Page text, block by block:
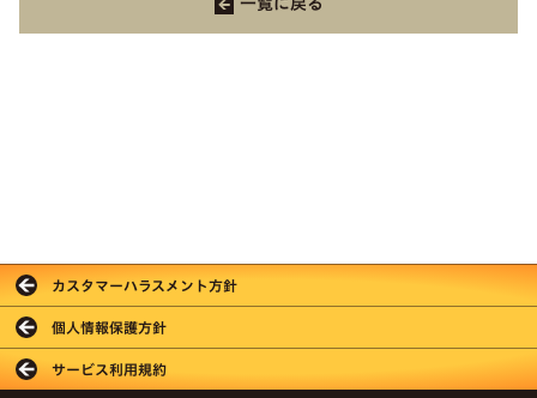
一覧に戻る
カスタマーハラスメント方針
個人情報保護方針
サービス利用規約